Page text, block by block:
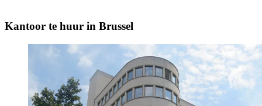
Kantoor te huur in Brussel